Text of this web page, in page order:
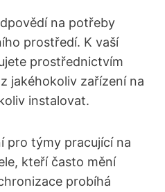
na potřeby
prostředí. K vaší
prostřednictvím
jakéhokoliv zařízení na
instalovat.
pro týmy pracující na
kteří často mění
probíhá